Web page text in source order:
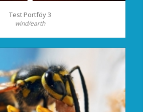
Test Portföy 3
wind/earth